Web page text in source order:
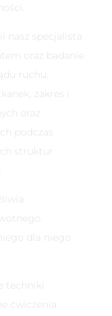
nasz specjalista
oraz badanie
ruchu.
zakres i
oraz
podczas
struktur
dla niego
techniki
ćwiczenia